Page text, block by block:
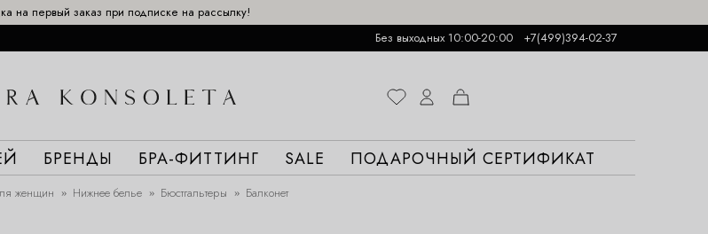
на первый заказ при подписке на рассылку!
Без выходных 10:00-20:00 +7(499)394-02-37
БРЕНДЫ БРА-ФИТТИНГ SALE ПОДАРОЧНЫЙ СЕРТИФИКАТ
женщин Нижнее белье Бюстгальтеры Балконет